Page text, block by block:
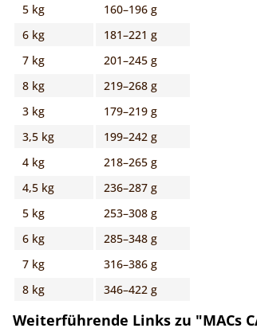
5 kg
160–196 g
6 kg
181–221 g
7 kg
201–245 g
8 kg
219–268 g
3 kg
179–219 g
3,5 kg
199–242 g
4 kg
218–265 g
4,5 kg
236–287 g
5 kg
253–308 g
6 kg
285–348 g
7 kg
316–386 g
8 kg
346–422 g
Weiterführende Links zu "MACs